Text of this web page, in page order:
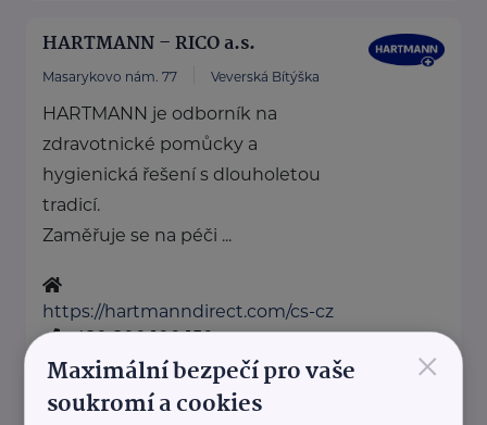
HARTMANN – RICO a.s.
Masarykovo nám. 77 Veverská Bítýška
HARTMANN je odborník na
zdravotnické pomůcky a
hygienická řešení s dlouholetou
tradicí.
Zaměřuje se na péči ...
https://hartmanndirect.com/cs-cz
+420 800 100 150
info@hartmanndirect.cz
×
Maximální bezpečí pro vaše
soukromí a cookies